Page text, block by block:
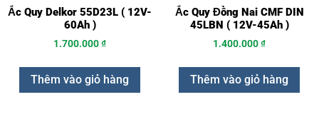
Ắc Quy Delkor 55D23L ( 12V-
60Ah )
1.700.000₫
Thêm vào giỏ hàng
Ắc Quy Đồng Nai CMF DIN
45LBN ( 12V-45Ah )
1.400.000₫
Thêm vào giỏ hàng